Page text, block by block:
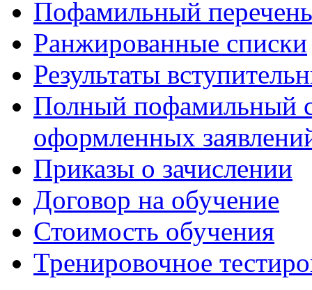
Пофамильный
Ранжированные списки
Результаты
Полный пофамильный
оформленных
Приказы о зачислении
Договор на обучение
Стоимость обучения
Тренировочное